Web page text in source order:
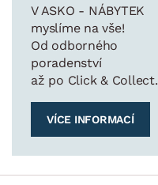
V ASKO - NÁBYTEK
myslíme na vše!
Od odborného
poradenství
až po Click & Collect.
VÍCE INFORMACÍ